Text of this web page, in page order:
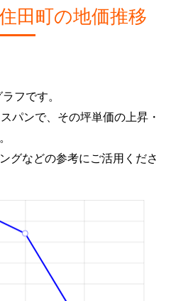
田町の地価推移
フです。
パンで、その坪単価の上昇・
グなどの参考にご活用くださ